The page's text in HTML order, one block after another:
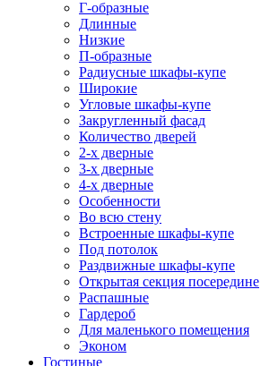
Г-образные
Длинные
Низкие
П-образные
Радиусные шкафы-купе
Широкие
Угловые шкафы-купе
Закругленный фасад
Количество дверей
2-х дверные
3-х дверные
4-х дверные
Особенности
Во всю стену
Встроенные шкафы-купе
Под потолок
Раздвижные шкафы-купе
Открытая секция посередине
Распашные
Гардероб
Для маленького помещения
Эконом
Гостиные